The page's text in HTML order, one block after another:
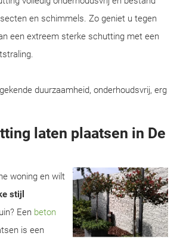
en schimmels. Zo geniet u tegen
een extreem sterke schutting met een
duurzaamheid, onderhoudsvrij, erg
laten plaatsen in De
woning en wilt
stijl
Een beton
is een